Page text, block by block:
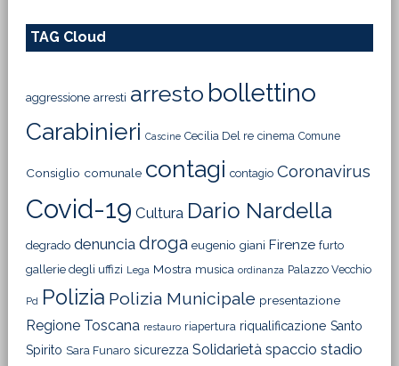
TAG Cloud
aggressione arresti arresto bollettino
Carabinieri Cascine Cecilia Del re cinema Comune
Consiglio comunale contagi contagio Coronavirus
Covid-19 Cultura Dario Nardella
degrado denuncia droga eugenio giani Firenze furto
gallerie degli uffizi Lega Mostra musica ordinanza Palazzo Vecchio
Pd Polizia Polizia Municipale presentazione
Regione Toscana restauro riapertura riqualificazione Santo
Spirito Sara Funaro sicurezza Solidarietà spaccio stadio